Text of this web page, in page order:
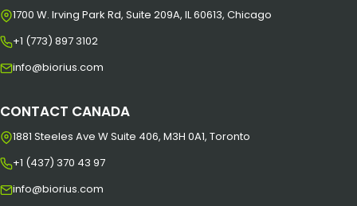
1700 W. Irving Park Rd, Suite 209A, IL 60613, Chicago
+1 (773) 897 3102
info@biorius.com
CONTACT CANADA
1881 Steeles Ave W Suite 406, M3H 0A1, Toronto
+1 (437) 370 43 97
info@biorius.com